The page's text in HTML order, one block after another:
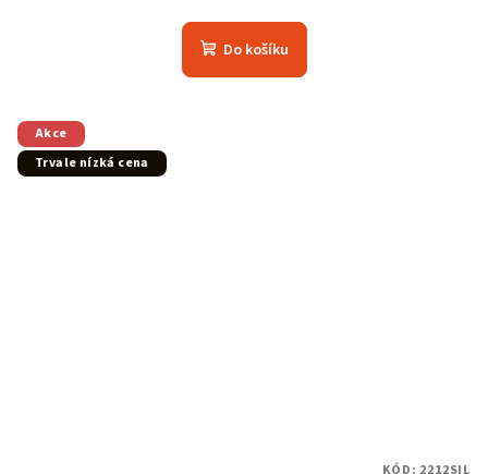
hodnocení
produktu
Do košíku
Akce
Trvale nízká cena
KÓD: 2212SIL